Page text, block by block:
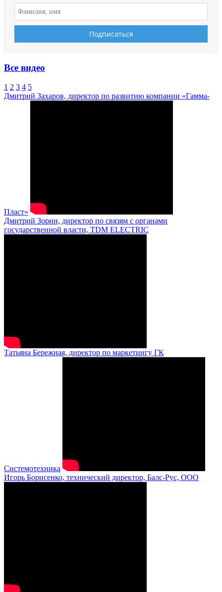
Все видео
1 2 3 4 5
Дмитрий Захаров, директор по развитию компании «Гамма-
Пласт»
Дмитрий Зорин, директор по связям с органами
государственной власти, TDM ELECTRIC
Татьяна Бережная, директор по маркетингу ГК
Системотехника
Игорь Борисенко, технический директор, Балс-Рус, ООО